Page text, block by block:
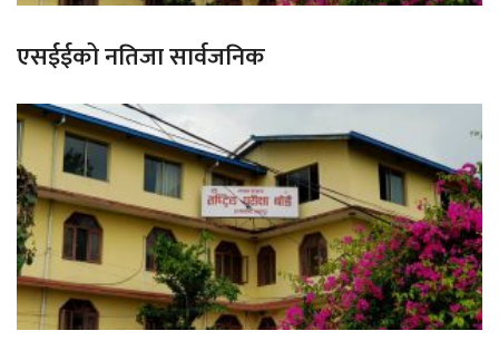
एसईईको नतिजा सार्वजनिक